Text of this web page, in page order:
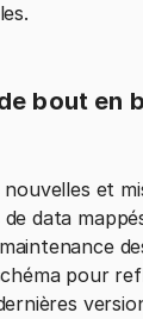
bout en
nouvelles et
data
pour